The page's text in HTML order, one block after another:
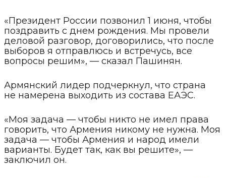
«Президент России позвонил 1 июня, чтобы
поздравить с днем рождения. Мы провели
деловой разговор, договорились, что после
выборов я отправлюсь и встречусь, все
вопросы решим», — сказал Пашинян.
Армянский лидер подчеркнул, что страна
не намерена выходить из состава ЕАЭС.
«Моя задача — чтобы никто не имел права
говорить, что Армения никому не нужна. Моя
задача — чтобы Армения и народ имели
варианты. Будет так, как вы решите», —
заключил он.